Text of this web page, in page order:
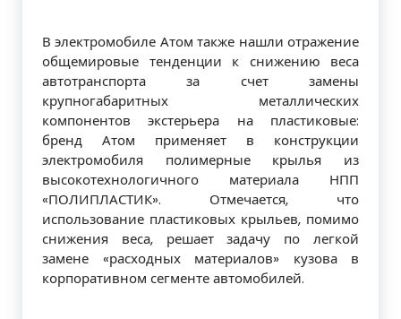
В электромобиле Атом также нашли отражение
общемировые тенденции к снижению веса
автотранспорта за счет замены
крупногабаритных металлических
компонентов экстерьера на пластиковые:
бренд Атом применяет в конструкции
электромобиля полимерные крылья из
высокотехнологичного материала НПП
«ПОЛИПЛАСТИК». Отмечается, что
использование пластиковых крыльев, помимо
снижения веса, решает задачу по легкой
замене «расходных материалов» кузова в
корпоративном сегменте автомобилей.